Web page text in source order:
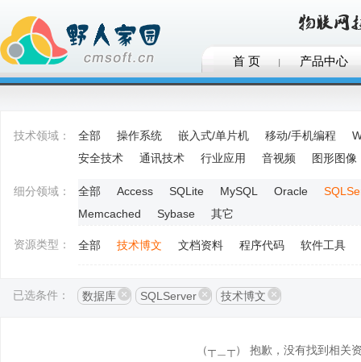
首 页 产品中心
技术领域： 全部 操作系统 嵌入式/单片机 移动/手机编程
安全技术
通讯技术 行业应用 音视频 图形图像
细分领域： 全部 Access SQLite MySQL Oracle
Memcached
Sybase 其它
资源类型： 全部 技术博文 文档资料 程序代码 软件工具
已选条件： 数据库 SQLServer 技术博文
（┬＿┬） 抱歉，没有找到相关